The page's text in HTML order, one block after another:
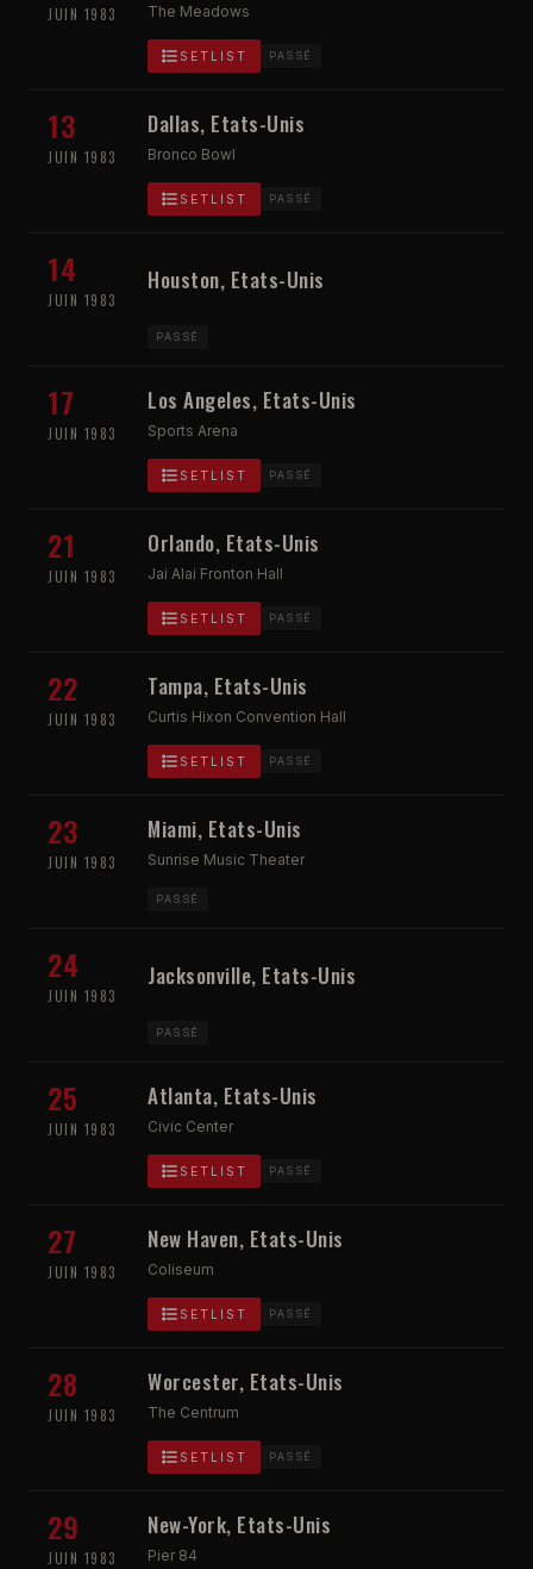
JUIN 1983 The Meadows
SETLIST PASSÉ
13
JUIN 1983
Dallas, Etats-Unis
Bronco Bowl
SETLIST PASSÉ
14
JUIN 1983
Houston, Etats-Unis
PASSÉ
17
JUIN 1983
Los Angeles, Etats-Unis
Sports Arena
SETLIST PASSÉ
21
JUIN 1983
Orlando, Etats-Unis
Jai Alai Fronton Hall
SETLIST PASSÉ
22
JUIN 1983
Tampa, Etats-Unis
Curtis Hixon Convention Hall
SETLIST PASSÉ
23
JUIN 1983
Miami, Etats-Unis
Sunrise Music Theater
PASSÉ
24
JUIN 1983
Jacksonville, Etats-Unis
PASSÉ
25
JUIN 1983
Atlanta, Etats-Unis
Civic Center
SETLIST PASSÉ
27
JUIN 1983
New Haven, Etats-Unis
Coliseum
SETLIST PASSÉ
28
JUIN 1983
Worcester, Etats-Unis
The Centrum
SETLIST PASSÉ
29
JUIN 1983
New-York, Etats-Unis
Pier 84